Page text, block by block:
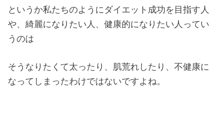
というか私たちのようにダイエット成功を目指す人
や、綺麗になりたい人、健康的になりたい人ってい
うのは
そうなりたくて太ったり、肌荒れしたり、不健康に
なってしまったわけではないですよね。